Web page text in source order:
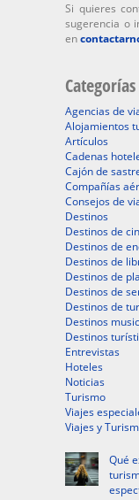
Si quieres
sugerencia o
en
Categorías
Agencias de
Alojamientos
Artículos
Cadenas
Cajón de
Compañías
Consejos de
Destinos
Destinos de
Destinos de
Destinos de
Destinos de
Destinos de
Destinos de
Destinos
Destinos
Entrevistas
Hoteles
Noticias
Turismo
Viajes
Viajes y
Qué